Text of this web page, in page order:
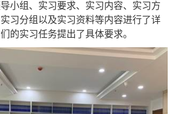
小组、实习要求、实习内容、实习方
习分组以及实习资料等内容进行了详
的实习任务提出了具体要求。